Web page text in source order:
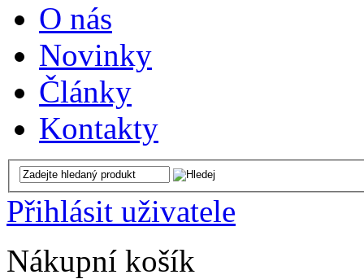
O nás
Novinky
Články
Kontakty
Přihlásit uživatele
Nákupní košík